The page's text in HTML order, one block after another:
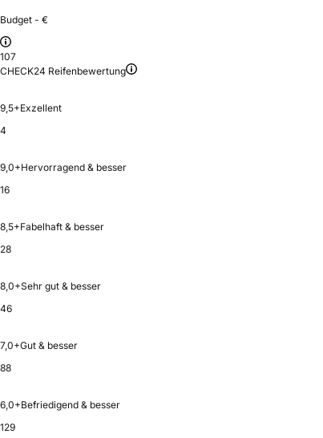
Budget - €
107
CHECK24 Reifenbewertung
9,5+Exzellent
4
9,0+Hervorragend & besser
16
8,5+Fabelhaft & besser
28
8,0+Sehr gut & besser
46
7,0+Gut & besser
88
6,0+Befriedigend & besser
129